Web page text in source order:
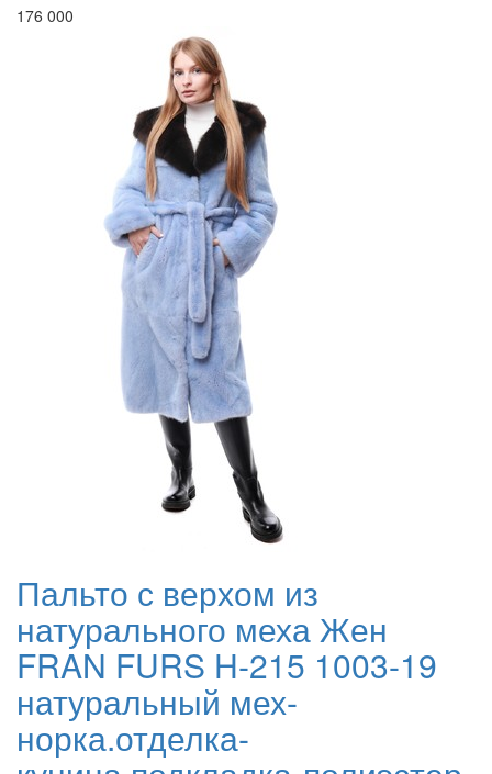
176 000
Пальто с верхом из
натурального меха Жен
FRAN FURS H-215 1003-19
натуральный мех-
норка.отделка-